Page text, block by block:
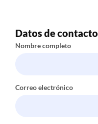
Datos de contacto
Nombre completo
Correo electrónico